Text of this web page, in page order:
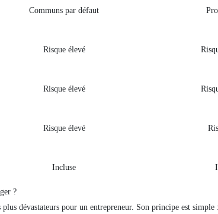
Communs par défaut
Risque élevé
Risque élevé
Risque élevé
Incluse
?
dévastateurs pour un entrepreneur. Son principe est